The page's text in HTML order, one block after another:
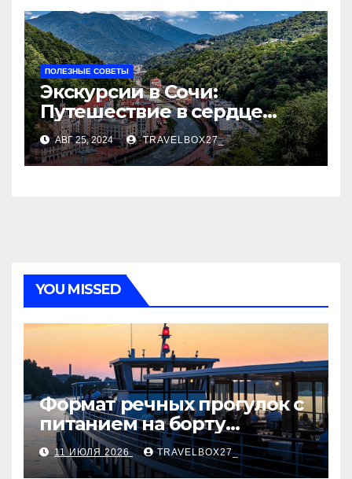
ПОЛЕЗНЫЕ СОВЕТЫ
Экскурсии в Сочи:
Путешествие в сердце
Черноморского курорта
АВГ 25, 2024 TRAVELBOX27_
YOU MISSED
Формат речных прогулок с
питанием на борту
теплохода
11 ИЮЛЯ 2026 TRAVELBOX27_